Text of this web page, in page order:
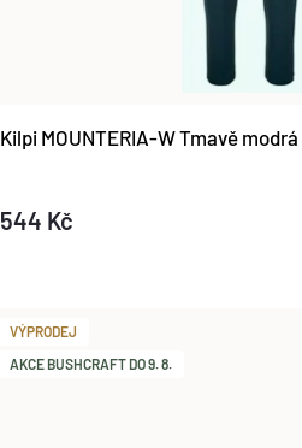
D
K
Ů
O
D
K
Kilpi MOUNTERIA-W Tmavě modrá
544 Kč
VÝPRODEJ
AKCE BUSHCRAFT DO 9. 8.